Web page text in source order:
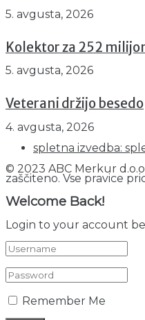
5. avgusta, 2026
Kolektor za 252
5. avgusta, 2026
Veterani držijo besedo
4. avgusta, 2026
spletna izvedba:
© 2023 ABC Merkur
zaščiteno. Vse pravice
Welcome Back!
Login to your account
Remember Me